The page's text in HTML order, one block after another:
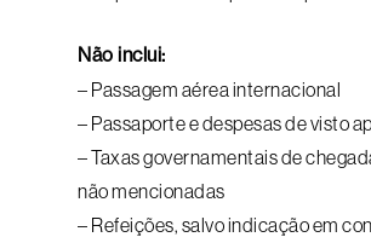
Não inclui:
– Passagem aérea internacional
– Passaporte e despesas de visto
– Taxas governamentais de
não mencionadas
– Refeições, salvo indicação em